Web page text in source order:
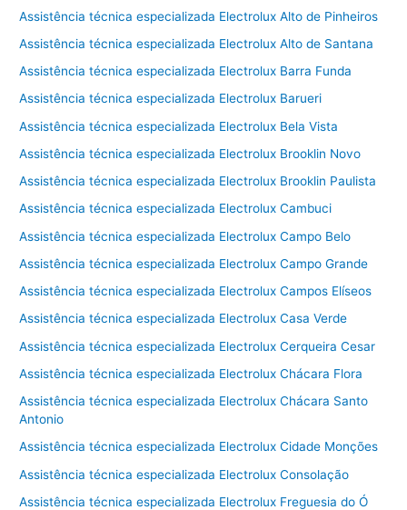
Assistência técnica especializada Electrolux Alto de Pinheiros
Assistência técnica especializada Electrolux Alto de Santana
Assistência técnica especializada Electrolux Barra Funda
Assistência técnica especializada Electrolux Barueri
Assistência técnica especializada Electrolux Bela Vista
Assistência técnica especializada Electrolux Brooklin Novo
Assistência técnica especializada Electrolux Brooklin Paulista
Assistência técnica especializada Electrolux Cambuci
Assistência técnica especializada Electrolux Campo Belo
Assistência técnica especializada Electrolux Campo Grande
Assistência técnica especializada Electrolux Campos Elíseos
Assistência técnica especializada Electrolux Casa Verde
Assistência técnica especializada Electrolux Cerqueira Cesar
Assistência técnica especializada Electrolux Chácara Flora
Assistência técnica especializada Electrolux Chácara Santo
Antonio
Assistência técnica especializada Electrolux Cidade Monções
Assistência técnica especializada Electrolux Consolação
Assistência técnica especializada Electrolux Freguesia do Ó